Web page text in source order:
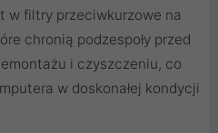
w filtry przeciwkurzowe na
chronią podzespoły przed
i czyszczeniu, co
w doskonałej kondycji